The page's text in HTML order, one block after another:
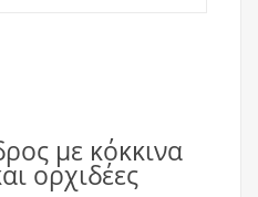
με κόκκινα
ορχιδέες